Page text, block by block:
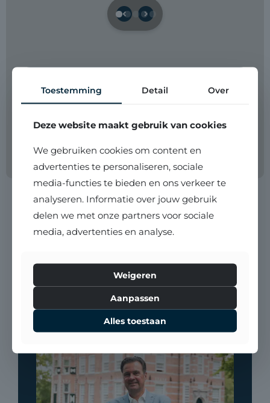
Over
Bink & Partners
Wanneer u een makelaar zoekt, wilt u iemand die
opdracht’. Dat is precies waarom persoonlijke
begeleiding bij mij centraal staat. Met ruim
twintig jaar ervaring in de makelaardij weet ik
hoe belangrijk vertrouwen, duidelijkheid en
aandacht zijn. Vanuit die overtuiging bouwde ik
verder aan Bink en Partners.
Toestemming Detail Over
Deze website maakt gebruik van cookies
We gebruiken cookies om content en
advertenties te personaliseren, sociale
media-functies te bieden en ons verkeer te
analyseren. Informatie over jouw gebruik
delen we met onze partners voor sociale
media, advertenties en analyse.
Weigeren
Aanpassen
Alles toestaan